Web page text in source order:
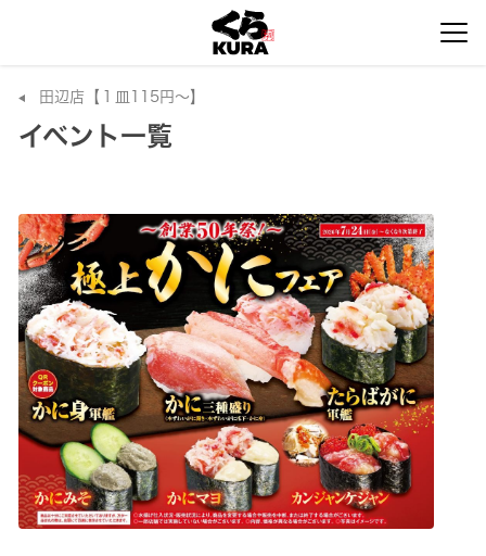
田辺店【１皿115円～】
イベント一覧